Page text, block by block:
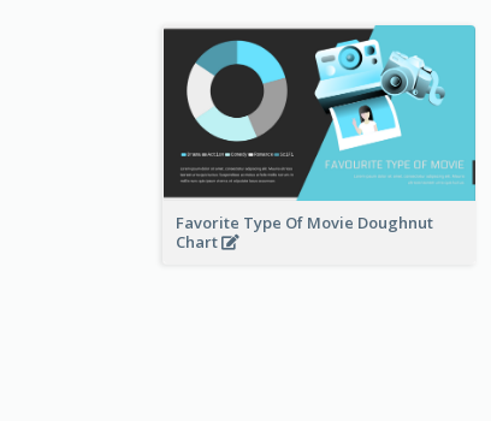
Favorite Type Of Movie Doughnut
Chart